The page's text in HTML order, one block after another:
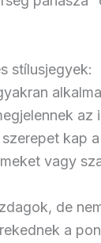
stílusjegyek:
kap
vagy
de
a